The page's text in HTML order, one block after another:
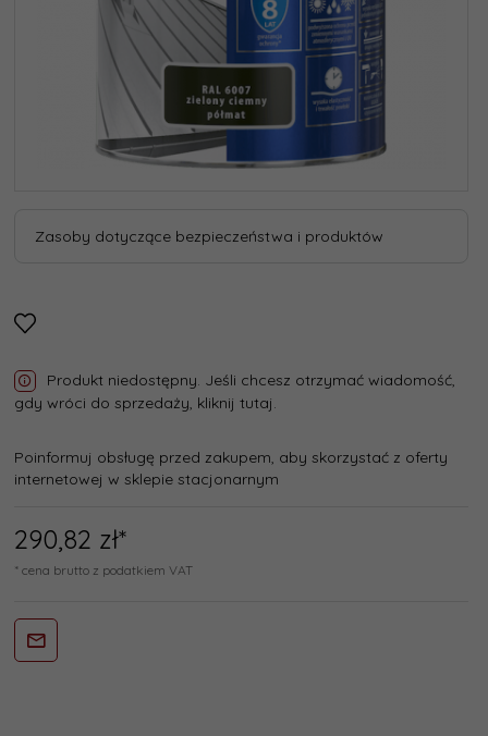
Zasoby dotyczące bezpieczeństwa i produktów
Produkt niedostępny. Jeśli chcesz otrzymać wiadomość,
gdy wróci do sprzedaży, kliknij tutaj.
Poinformuj obsługę przed zakupem, aby skorzystać z oferty
internetowej w sklepie stacjonarnym
290,82 zł*
* cena brutto z podatkiem VAT